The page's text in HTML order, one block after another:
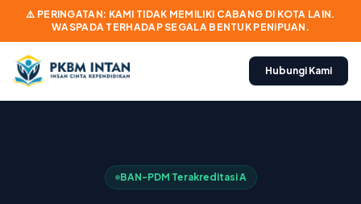
⚠️ PERINGATAN: KAMI TIDAK MEMILIKI CABANG DI KOTA LAIN.
WASPADA TERHADAP SEGALA BENTUK PENIPUAN.
Hubungi Kami
BAN-PDM Terakreditasi A